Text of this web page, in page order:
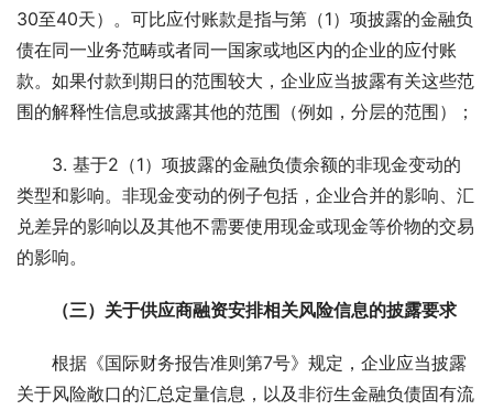
30至40天）。可比应付账款是指与第（1）项披露的金融负
债在同一业务范畴或者同一国家或地区内的企业的应付账
款。如果付款到期日的范围较大，企业应当披露有关这些范
围的解释性信息或披露其他的范围（例如，分层的范围）；
3. 基于2（1）项披露的金融负债余额的非现金变动的
类型和影响。非现金变动的例子包括，企业合并的影响、汇
兑差异的影响以及其他不需要使用现金或现金等价物的交易
的影响。
（三）关于供应商融资安排相关风险信息的披露要求
根据《国际财务报告准则第7号》规定，企业应当披露
关于风险敞口的汇总定量信息，以及非衍生金融负债固有流